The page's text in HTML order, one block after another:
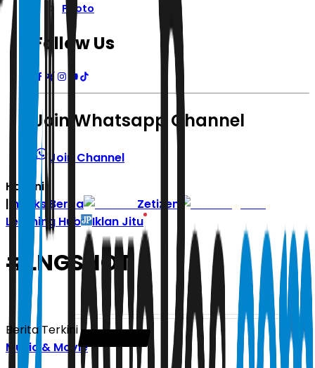
Photo
Follow Us
Join Whatsapp Channel
Join Channel
Hari ini
| Indeks Berita
Zetizen
Learning Hub
Iklan Jitu
# LNGSHOT
Berita Terkini
Music & Movie